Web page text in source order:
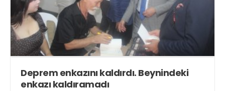
Deprem enkazını kaldırdı. Beynindeki
enkazı kaldıramadı